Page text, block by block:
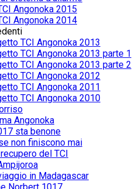
Angonoka 2015
Angonoka 2014
TCI Angonoka 2013
TCI Angonoka 2013 parte 1
TCI Angonoka 2013 parte 2
TCI Angonoka 2012
TCI Angonoka 2011
TCI Angonoka 2010
Angonoka
sta benone
non finiscono mai
del TCI
in Madagascar